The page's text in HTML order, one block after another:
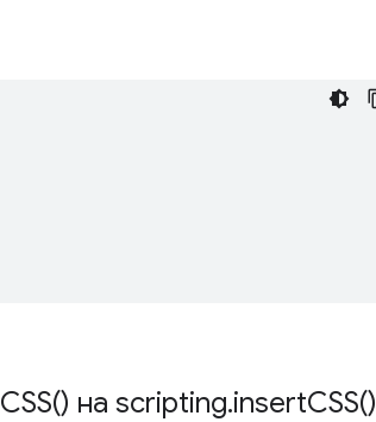
CSS() на scripting.insertCSS()